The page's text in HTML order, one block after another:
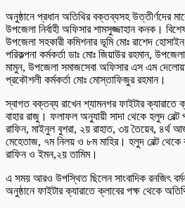
অনুষ্ঠানে প্রধান অতিথির বক্তব্যসহ উত্তীর্ণদের
উপজেলা নির্বাহী অফিসার শামসুজ্জাহান কনক।
উপজেলা সহকারী কমিশনার ভূমি মোঃ রাশেদ
পরিকল্পনা কর্মকর্তা ডাঃ মোঃ জিয়াউর রহমান,
মামুন, উপজেলা সমাজসেবা অফিসার এস এম
প্রকৌশলী কর্মকর্তা মোঃ মোস্তাফিজুর রহমান।
স্বাগত বক্তব্য রাখেন শ্যামনগর ফাইটার ক্যারাতে
বাহার রাজু। ফলাফল অনুযায়ী সাদা থেকে হলুদ
রাফিন, মাইনুল বুশরা, ২য় রাহাত, ৩য় তৈয়েব,
মেহেতাজ, ৭ম নিলয় ও ৮ম মাহির। হলুদ বেল্ট থেকে
রাফিন ও ইমন,২য় তামিম।
এ সময় আরও উপস্থিত ছিলেন সাংবাদিক রনজিৎ
অনুষ্ঠানে ফাইটার ক্যারাতে ক্লাবের পক্ষ থেকে